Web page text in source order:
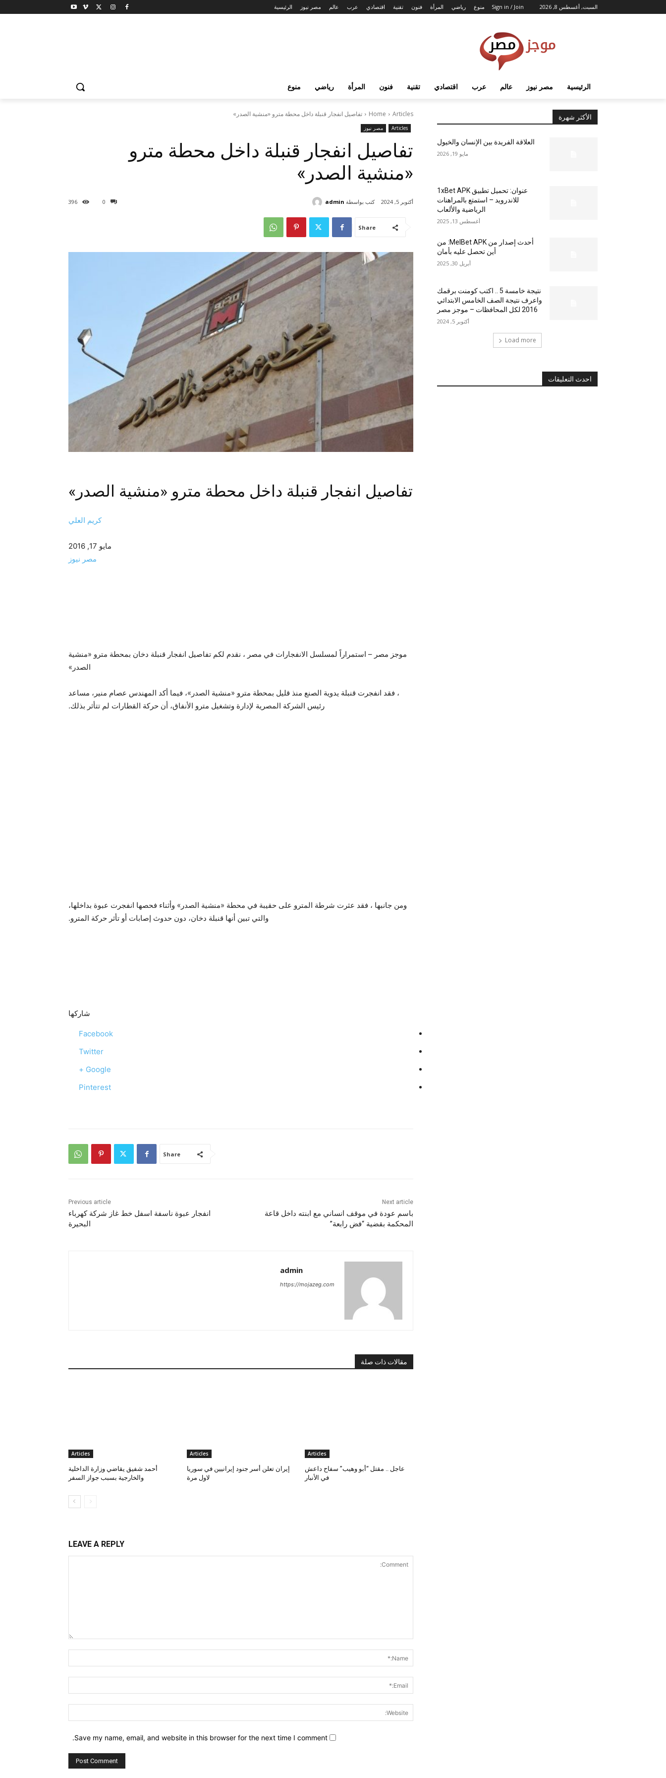
السبت, أغسطس 8, 2026 Sign in / Join الرئيسية مصر نيوز عالم عرب اقتصادي تقنية فنون المرأة رياضي منوع
الرئيسية مصر نيوز عالم عرب اقتصادي تقنية فنون المرأة رياضي منوع
Home Articles تفاصيل انفجار قنبلة داخل محطة مترو «منشية الصدر»
Articles مصر نيوز
تفاصيل انفجار قنبلة داخل محطة مترو
«منشية الصدر»
0
396 أكتوبر 5, 2024 كتب بواسطة admin
Share
تفاصيل انفجار قنبلة داخل محطة مترو «منشية الصدر»
كريم العلي
مايو 17, 2016
مصر نيوز
موجز مصر – استمراراً لمسلسل الانفجارات في مصر ، نقدم لكم تفاصيل انفجار قنبلة دخان بمحطة مترو «منشية
الصدر»
، فقد انفجرت قنبلة يدوية الصنع منذ قليل بمحطة مترو «منشية الصدر»، فيما أكد المهندس عصام منير، مساعد
رئيس الشركة المصرية لإدارة وتشغيل مترو الأنفاق، أن حركة القطارات لم تتأثر بذلك.
ومن جانبها ، فقد عثرت شرطة المترو على حقيبة في محطة «منشية الصدر» وأثناء فحصها انفجرت عبوة بداخلها،
والتي تبين أنها قنبلة دخان، دون حدوث إصابات أو تأثر حركة المترو.
شاركها
Facebook
Twitter
Google +
Pinterest
Share
Previous article
انفجار عبوة ناسفة اسفل خط غاز شركة كهرباء
البحيرة
Next article
باسم عودة في موقف انساني مع ابنته داخل قاعة
المحكمة بقضية “فض رابعة”
admin
https://mojazeg.com
مقالات ذات صلة
Articles
عاجل .. مقتل “أبو وهيب” سفاح داعش
في الأنبار
Articles
إيران تعلن أسر جنود إيرانيين في سوريا
لاول مرة
Articles
أحمد شفيق يقاضي وزارة الداخلية
والخارجية بسبب جواز السفر
LEAVE A REPLY
Save my name, email, and website in this browser for the next time I comment.
الأكثر شهرة
العلاقة الفريدة بين الإنسان والخيول
مايو 19, 2026
عنوان: تحميل تطبيق 1xBet APK
للاندرويد – استمتع بالمراهنات
الرياضية والألعاب
أغسطس 13, 2025
أحدث إصدار من MelBet APK: من
أين تحصل عليه بأمان
أبريل 30, 2025
نتيجة خامسة 5 .. اكتب كومنت برقمك
واعرف نتيجة الصف الخامس الابتدائي
2016 لكل المحافظات – موجز مصر
أكتوبر 5, 2024
Load more
احدث التعليقات